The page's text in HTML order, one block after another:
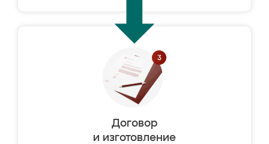
Договор
и изготовление